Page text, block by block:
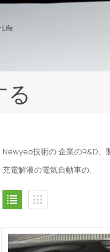
る
Newyea技術の 企業のR&D、
充電解液の電気自動車の.